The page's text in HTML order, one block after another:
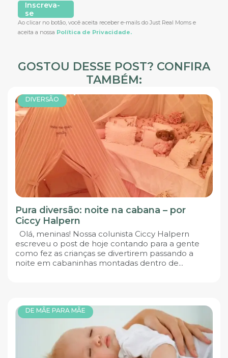
Inscreva-
se
Ao clicar no botão, você aceita receber e-mails do Just Real Moms e
aceita a nossa Política de Privacidade.
GOSTOU DESSE POST? CONFIRA
TAMBÉM:
DIVERSÃO
Pura diversão: noite na cabana – por
Ciccy Halpern
Olá, meninas! Nossa colunista Ciccy Halpern
escreveu o post de hoje contando para a gente
como fez as crianças se divertirem passando a
noite em cabaninhas montadas dentro de...
DE MÃE PARA MÃE